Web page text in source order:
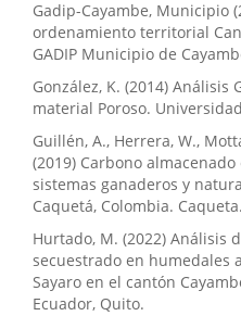
Gadip-Cayambe, Municipio
ordenamiento territorial
GADIP Municipio de
González, K. (2014)
material Poroso.
Guillén, A., Herrera, W.,
(2019) Carbono
sistemas ganaderos y
Caquetá, Colombia. Caqueta.
Hurtado, M. (2022) Análisis
secuestrado en humedales
Sayaro en el cantón
Ecuador, Quito.